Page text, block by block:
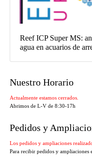
Reef ICP Super MS:
agua en acuarios de
Nuestro Horario
Actualmente estamos cerrados.
Abrimos de L-V de 8:30-17h
Pedidos y
Los pedidos y ampliaciones
Para recibir pedidos y ampliaciones